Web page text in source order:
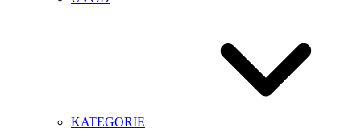
KATEGORIE